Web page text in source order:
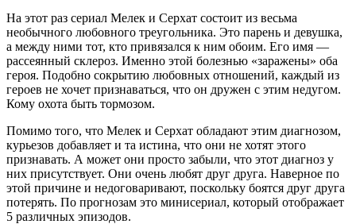
На этот раз сериал Мелек и Серхат состоит из весьма
необычного любовного треугольника. Это парень и девушка,
а между ними тот, кто привязался к ним обоим. Его имя —
рассеянный склероз. Именно этой болезнью «заражены» оба
героя. Подобно сокрытию любовных отношений, каждый из
героев не хочет признаваться, что он дружен с этим недугом.
Кому охота быть тормозом.
Помимо того, что Мелек и Серхат обладают этим диагнозом,
курьезов добавляет и та истина, что они не хотят этого
признавать. А может они просто забыли, что этот диагноз у
них присутствует. Они очень любят друг друга. Наверное по
этой причине и недоговаривают, поскольку боятся друг друга
потерять. По прогнозам это минисериал, который отображает
5 различных эпизодов.